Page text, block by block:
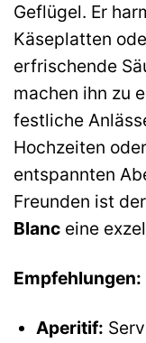
Geflügel. Er
Käseplatten
erfrischende
machen ihn zu
festliche
Hochzeiten
entspannten
Freunden ist der
Blanc eine
Empfehlungen:
Aperitif: